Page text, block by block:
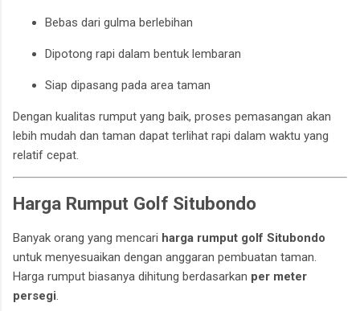
Bebas dari gulma berlebihan
Dipotong rapi dalam bentuk lembaran
Siap dipasang pada area taman
Dengan kualitas rumput yang baik, proses pemasangan akan
lebih mudah dan taman dapat terlihat rapi dalam waktu yang
relatif cepat.
Harga Rumput Golf Situbondo
Banyak orang yang mencari harga rumput golf Situbondo
untuk menyesuaikan dengan anggaran pembuatan taman.
Harga rumput biasanya dihitung berdasarkan per meter
persegi